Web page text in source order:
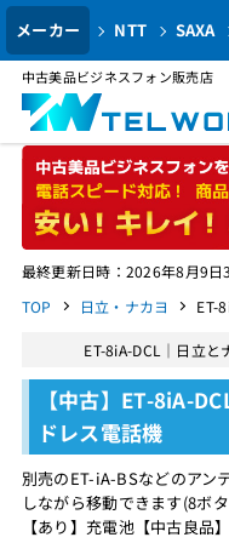
メーカー NTT SAXA
中古美品ビジネスフォン販売店
最終更新日時：2026年8月9日
TOP
日立・ナカヨ ET-
ET-8iA-DCL｜日立
【中古】ET-8iA-
ドレス電話機
別売のET-iA-BSなどのアン
しながら移動できます(8
【あり】充電池【中古良